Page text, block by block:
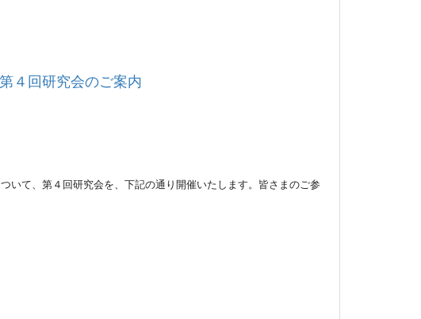
４回研究会のご案内
いて、第４回研究会を、下記の通り開催いたします。皆さまのご参